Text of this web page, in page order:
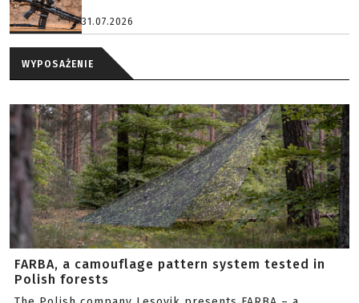
31.07.2026
WYPOSAŻENIE
FARBA, a camouflage pattern system tested in
Polish forests